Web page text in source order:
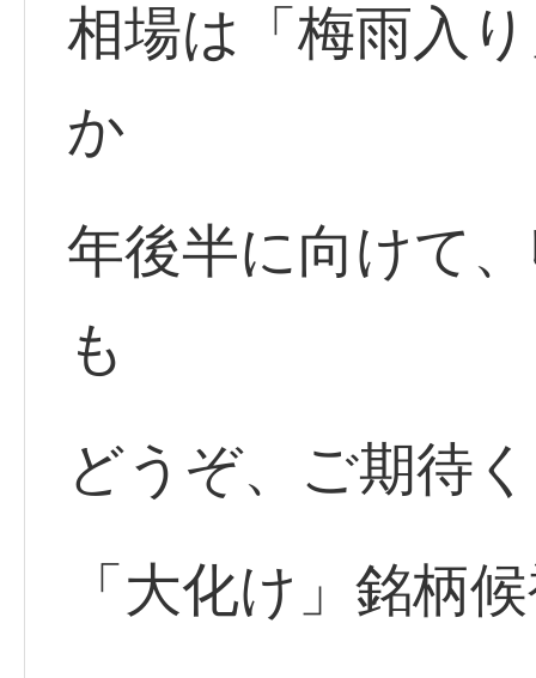
相場は「梅雨入
か
年後半に向けて
も
どうぞ、ご期待
「大化け」銘柄